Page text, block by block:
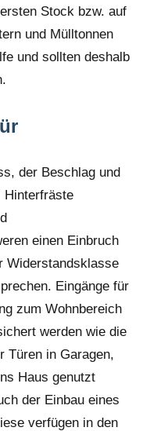
Stock bzw. auf
und Mülltonnen
und sollten deshalb
der Beschlag und
Hinterfräste
einen Einbruch
Widerstandsklasse
Eingänge für
zum Wohnbereich
werden wie die
Türen in Garagen,
Haus genutzt
der Einbau eines
verfügen in den